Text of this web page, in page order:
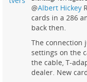
@Albert Hickey
cards in a 286
back then.
The connection
settings on the
the cable, T-
dealer. New